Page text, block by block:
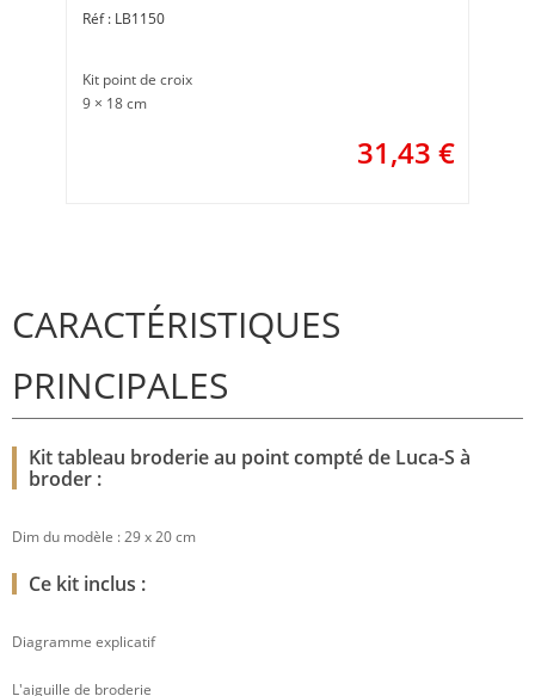
LB1150
Kit point de croix
9 × 18 cm
31,43 €
CARACTÉRISTIQUES
PRINCIPALES
Kit tableau broderie au point compté de Luca-S à
broder :
Dim du modèle : 29 x 20 cm
Ce kit inclus :
Diagramme explicatif
L'aiguille de broderie